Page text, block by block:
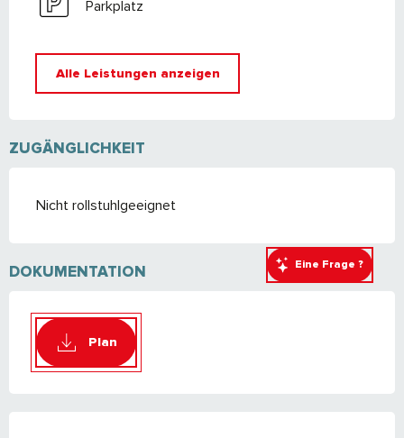
Eine Frage ?
Parkplatz
Alle Leistungen anzeigen
ZUGÄNGLICHKEIT
Nicht rollstuhlgeeignet
DOKUMENTATION
Plan